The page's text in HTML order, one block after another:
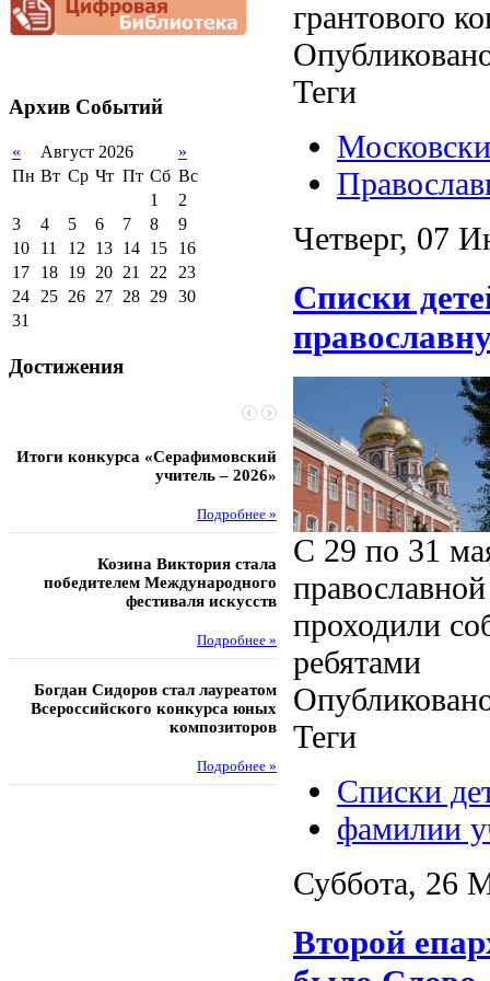
документационной
нагрузки
Архив Событий
« Август 2026
»
Пн Вт Ср Чт Пт Сб Вс
1
2
3
4 5 6 7 8
9
10
11 12 13 14 15
16
17
18 19 20 21 22 23
24 25 26 27 28 29 30
31
Достижения
Итоги конкурса «Серафимовский
учитель – 2026»
Подробнее »
Козина Виктория стала
победителем Международного
фестиваля искусств
Подробнее »
Богдан Сидоров стал лауреатом
Всероссийского конкурса юных
композиторов
Подробнее »
Чебаненко Глеб стал
областных
Музафаров Пётр стал
турнира
Педагоги
победителями
этапа XXI
грантового
Теги
Четверг, 07
Списки
С 29 по 31
проходили
ребятами
Теги
Списки
фамилии
Суббота, 26
Второй